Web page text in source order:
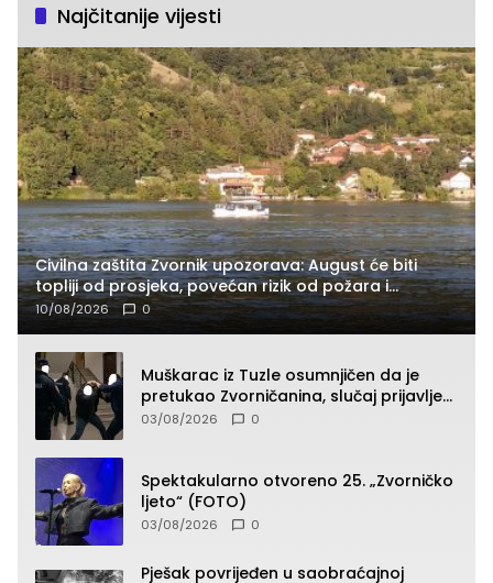
Najčitanije vijesti
Civilna zaštita Zvornik upozorava: August će biti
topliji od prosjeka, povećan rizik od požara i
nestašice vode
10/08/2026 0
Muškarac iz Tuzle osumnjičen da je
pretukao Zvorničanina, slučaj prijavljen
tužilaštvu
03/08/2026 0
Spektakularno otvoreno 25. „Zvorničko
ljeto“ (FOTO)
03/08/2026 0
Pješak povrijeđen u saobraćajnoj